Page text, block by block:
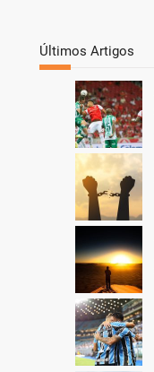
Últimos Artigos